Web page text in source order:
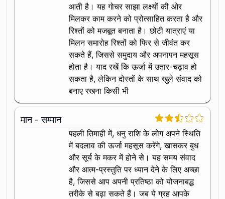
आती है। यह गोचर साझा लक्ष्यों की ओर
मिलकर काम करने को प्रोत्साहित करता है और
रिश्तों को मजबूत बनाता है। छोटी यात्राएं या
मिलन समारोह रिश्तों को फिर से जीवंत कर
सकते हैं, जिससे समुदाय और अपनापन महसूस
होता है। याद रखें कि ऊर्जा में उतार-चढ़ाव हो
सकता है, लेकिन दोस्तों के साथ खुले संवाद को
बनाए रखना किसी भी
मान - सम्मान
पहली तिमाही में, धनु राशि के लोग अपने स्थिति
में बदलाव की ऊर्जा महसूस करेंगे, खासकर बुध
और सूर्य के मकर में होने से। यह समय संवाद
और आत्म-प्रस्तुति पर ध्यान देने के लिए अच्छा
है, जिससे आप अपनी प्रतिष्ठा को योजनाबद्ध
तरीके से बढ़ा सकते हैं। जब ये ग्रह आपके